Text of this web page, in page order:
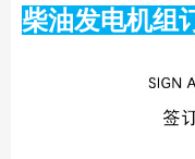
柴油发电机组